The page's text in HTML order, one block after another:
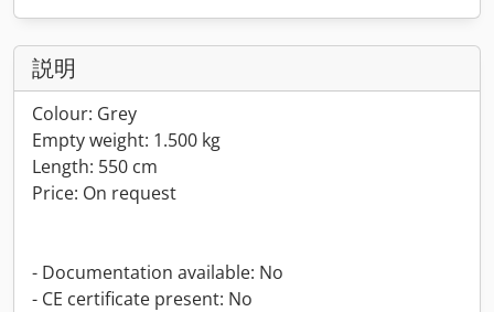
説明
Colour: Grey
Empty weight: 1.500 kg
Length: 550 cm
Price: On request
- Documentation available: No
- CE certificate present: No